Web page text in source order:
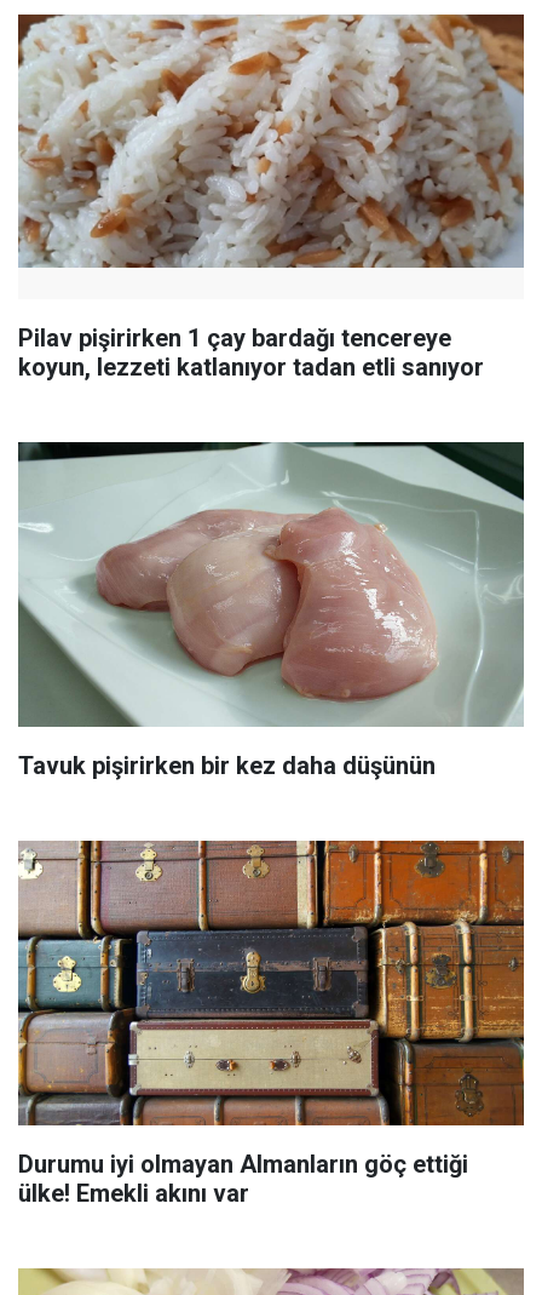
Pilav pişirirken 1 çay bardağı tencereye
koyun, lezzeti katlanıyor tadan etli sanıyor
Tavuk pişirirken bir kez daha düşünün
Durumu iyi olmayan Almanların göç ettiği
ülke! Emekli akını var